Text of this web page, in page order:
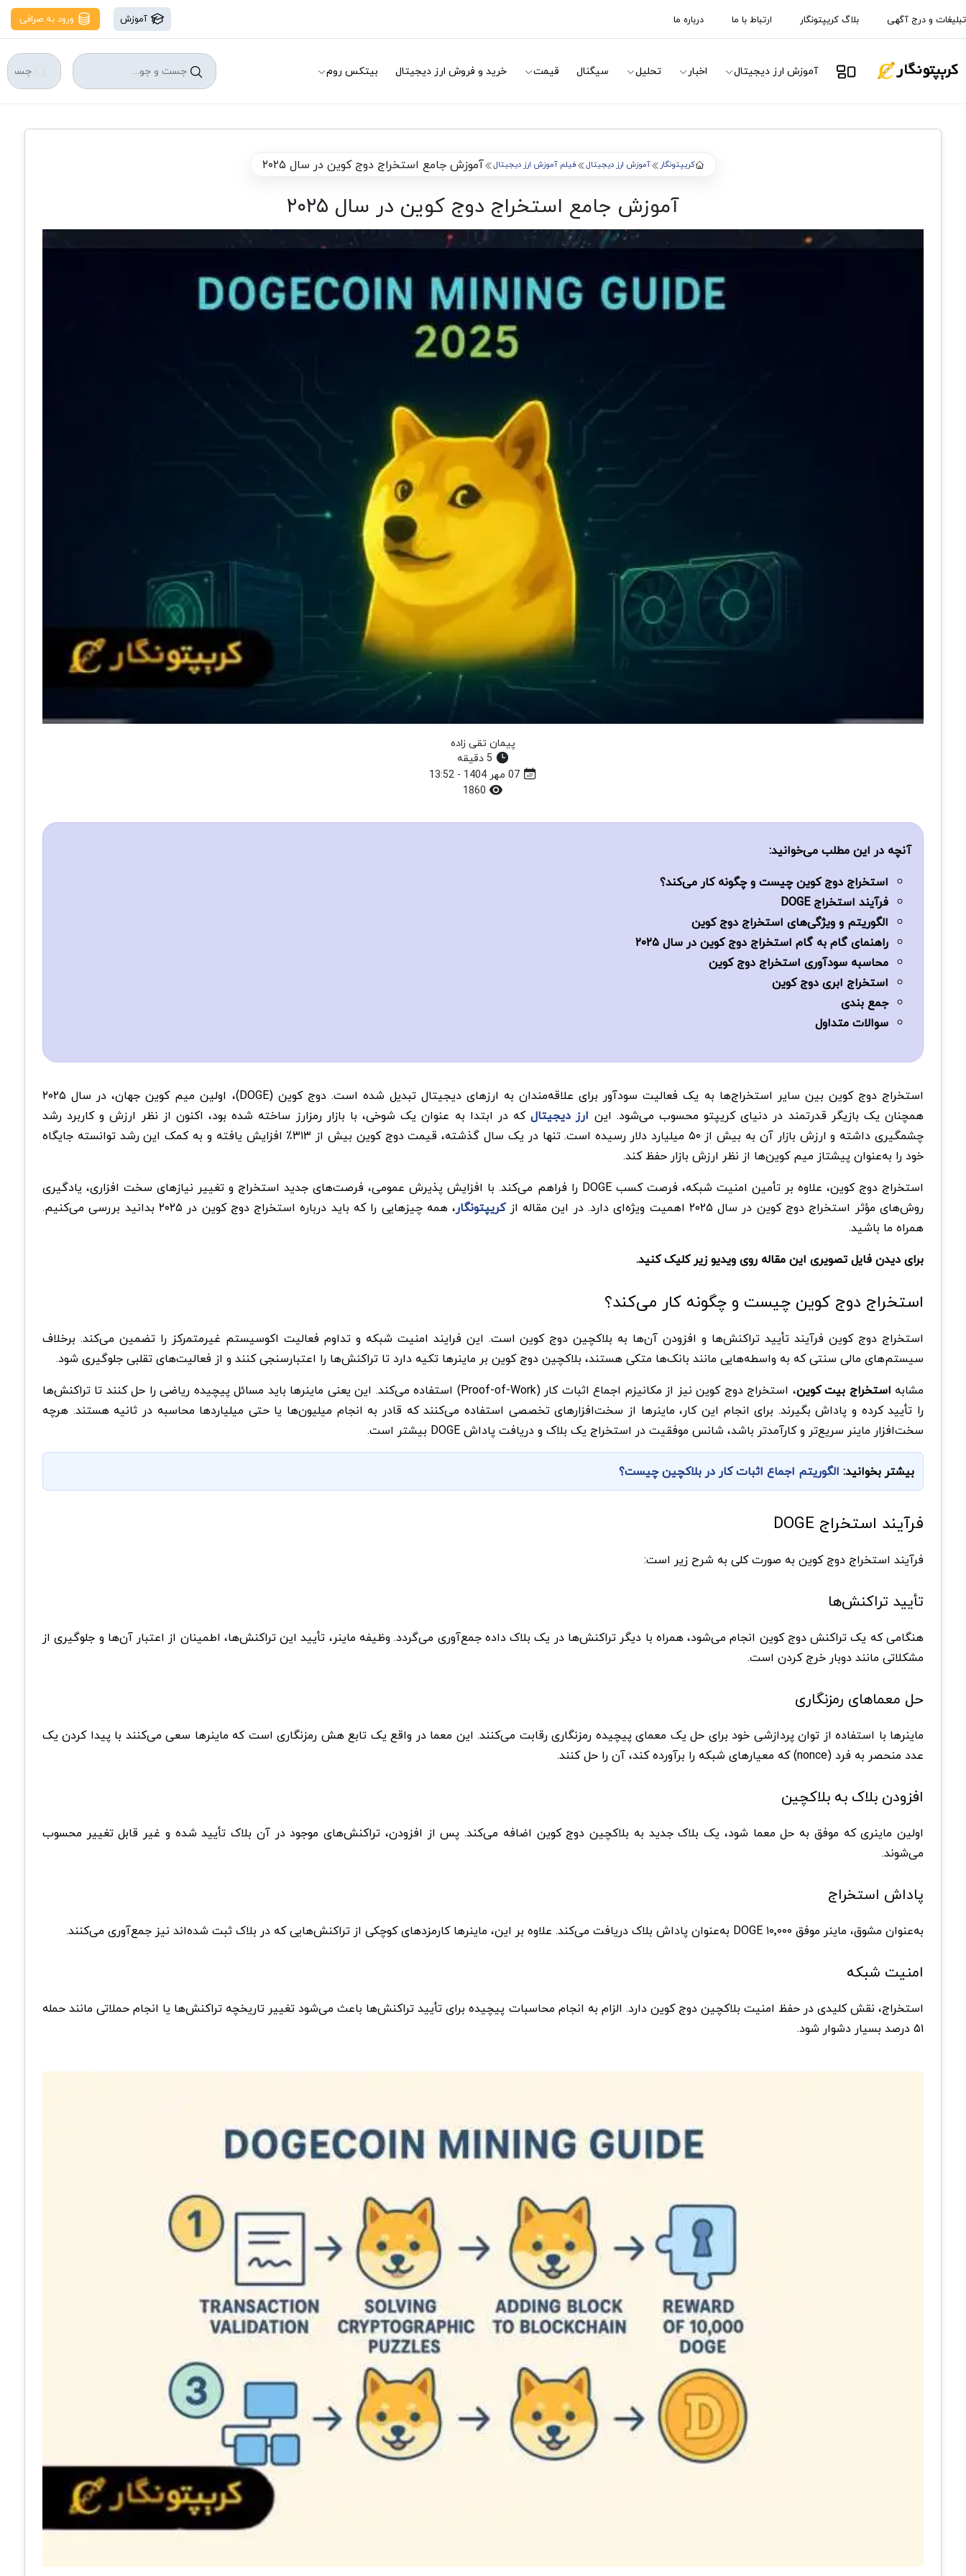
تبلیغات و درج آگهی بلاگ کریپتونگار ارتباط با ما درباره ما آموزش ورود به صرافی
آموزش ارز دیجیتال اخبار تحلیل سیگنال قیمت خرید و فروش ارز دیجیتال بیتکس روم
کریپتونگار آموزش ارز دیجیتال فیلم آموزش ارز دیجیتال آموزش جامع استخراج دوج کوین در سال ۲۰۲۵
آموزش جامع استخراج دوج کوین در سال ۲۰۲۵
پیمان تقی زاده
آنچه در این مطلب می‌خوانید:
استخراج دوج کوین چیست و چگونه کار می‌کند؟
فرآیند استخراج DOGE
الگوریتم و ویژگی‌های استخراج دوج کوین
راهنمای گام به گام استخراج دوج کوین در سال ۲۰۲۵
محاسبه سودآوری استخراج دوج ‌کوین
استخراج ابری دوج ‌کوین
جمع بندی
سوالات متداول
استخراج دوج کوین بین سایر استخراج‌ها به یک فعالیت سودآور برای علاقه‌مندان به ارزهای دیجیتال تبدیل شده است. دوج کوین (DOGE)، اولین میم کوین جهان، در سال ۲۰۲۵
همچنان یک بازیگر قدرتمند در دنیای کریپتو محسوب می‌شود. این ارز دیجیتالکه در ابتدا به‌ عنوان یک شوخی، با بازار رمزارز ساخته شده بود، اکنون از نظر ارزش و کاربرد رشد
چشمگیری داشته و ارزش بازار آن به بیش از ۵۰ میلیارد دلار رسیده است. تنها در یک سال گذشته، قیمت دوج کوین بیش از ۳۱۳٪ افزایش یافته و به کمک این رشد توانسته جایگاه
خود را به‌عنوان پیشتاز میم کوین‌ها از نظر ارزش بازار حفظ کند.
استخراج دوج کوین، علاوه بر تأمین امنیت شبکه، فرصت کسب DOGE را فراهم می‌کند. با افزایش پذیرش عمومی، فرصت‌های جدید استخراج و تغییر نیازهای سخت افزاری، یادگیری
روش‌های مؤثر استخراج دوج کوین در سال ۲۰۲۵ اهمیت ویژه‌ای دارد. در این مقاله از
کریپتونگار
، همه چیزهایی را که باید درباره استخراج دوج کوین در ۲۰۲۵ بدانید بررسی می‌کنیم.
همراه ما باشید.
برای دیدن فایل تصویری این مقاله روی ویدیو زیر کلیک کنید.
استخراج دوج کوین چیست و چگونه کار می‌کند؟
استخراج دوج کوین فرآیند تأیید تراکنش‌ها و افزودن آن‌ها به بلاکچین دوج کوین است. این فرایند امنیت شبکه و تداوم فعالیت اکوسیستم غیرمتمرکز را تضمین می‌کند. برخلاف
سیستم‌های مالی سنتی که به واسطه‌هایی مانند بانک‌ها متکی هستند، بلاکچین دوج کوین بر ماینرها تکیه دارد تا تراکنش‌ها را اعتبارسنجی کنند و از فعالیت‌های تقلبی جلوگیری شود.
مشابه استخراج بیت کوین
، استخراج دوج کوین نیز از مکانیزم اجماع اثبات کار (Proof-of-Work) استفاده می‌کند. این یعنی ماینرها باید مسائل پیچیده ریاضی را حل کنند تا تراکنش‌ها
را تأیید کرده و پاداش بگیرند. برای انجام این کار، ماینرها از سخت‌افزارهای تخصصی استفاده می‌کنند که قادر به انجام میلیون‌ها یا حتی میلیاردها محاسبه در ثانیه هستند. هرچه
سخت‌افزار ماینر سریع‌تر و کارآمدتر باشد، شانس موفقیت در استخراج یک بلاک و دریافت پاداش DOGE بیشتر است.
بیشتر بخوانید: الگوریتم اجماع اثبات کار در بلاکچین چیست؟
فرآیند استخراج DOGE
فرآیند استخراج دوج کوین به صورت کلی به شرح زیر است:
تأیید تراکنش‌ها
هنگامی که یک تراکنش دوج کوین انجام می‌شود، همراه با دیگر تراکنش‌ها در یک بلاک داده جمع‌آوری می‌گردد. وظیفه ماینر، تأیید این تراکنش‌ها، اطمینان از اعتبار آن‌ها و جلوگیری از
مشکلاتی مانند دوبار خرج کردن است.
حل معماهای رمزنگاری
ماینرها با استفاده از توان پردازشی خود برای حل یک معمای پیچیده رمزنگاری رقابت می‌کنند. این معما در واقع یک تابع هش رمزنگاری است که ماینرها سعی می‌کنند با پیدا کردن یک
عدد منحصر به فرد (nonce) که معیارهای شبکه را برآورده کند، آن را حل کنند.
افزودن بلاک به بلاکچین
اولین ماینری که موفق به حل معما شود، یک بلاک جدید به بلاکچین دوج کوین اضافه می‌کند. پس از افزودن، تراکنش‌های موجود در آن بلاک تأیید شده و غیر قابل‌ تغییر محسوب
می‌شوند.
پاداش استخراج
به‌عنوان مشوق، ماینر موفق ۱۰٬۰۰۰ DOGE به‌عنوان پاداش بلاک دریافت می‌کند. علاوه بر این، ماینرها کارمزدهای کوچکی از تراکنش‌هایی که در بلاک ثبت شده‌اند نیز جمع‌آوری می‌کنند.
امنیت شبکه
استخراج، نقش کلیدی در حفظ امنیت بلاکچین دوج کوین دارد. الزام به انجام محاسبات پیچیده برای تأیید تراکنش‌ها باعث می‌شود تغییر تاریخچه تراکنش‌ها یا انجام حملاتی مانند حمله
۵۱ درصد بسیار دشوار شود.